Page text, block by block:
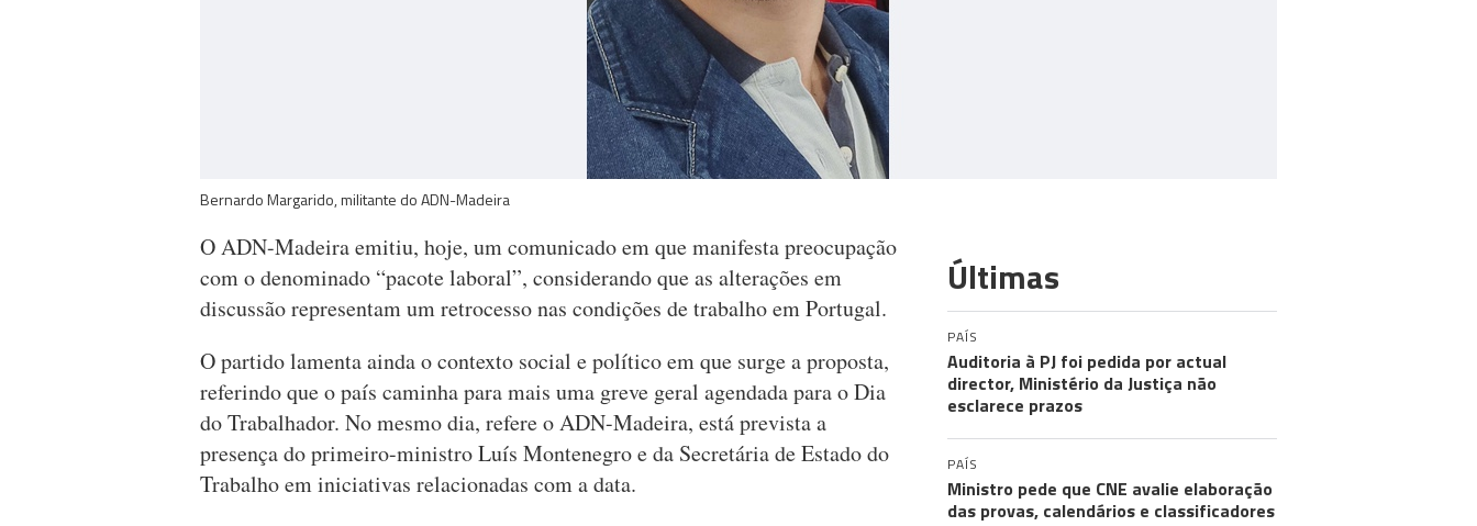
Bernardo Margarido, militante do ADN-Madeira
O ADN-Madeira emitiu, hoje, um comunicado em que manifesta preocupação
com o denominado “pacote laboral”, considerando que as alterações em
discussão representam um retrocesso nas condições de trabalho em Portugal.
O partido lamenta ainda o contexto social e político em que surge a proposta,
referindo que o país caminha para mais uma greve geral agendada para o Dia
do Trabalhador. No mesmo dia, refere o ADN-Madeira, está prevista a
presença do primeiro-ministro Luís Montenegro e da Secretária de Estado do
Trabalho em iniciativas relacionadas com a data.
Últimas
PAÍS
Auditoria à PJ foi pedida por actual
director, Ministério da Justiça não
esclarece prazos
PAÍS
Ministro pede que CNE avalie elaboração
das provas, calendários e classificadores